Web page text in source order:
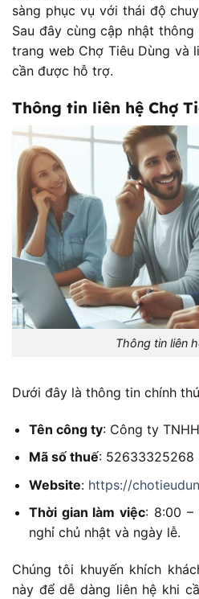
sàng phục vụ với thái độ
Sau đây cùng cập nhật
trang web Chợ Tiêu Dùng và
cần được hỗ trợ.
Thông tin liên hệ Chợ
Thông tin liên
Dưới đây là thông tin chính
Tên công ty: Công ty
Mã số thuế: 52633325268
Website: https://
Thời gian làm việc: 8:00 –
nghỉ chủ nhật và ngày lễ.
Chúng tôi khuyến khích
này để dễ dàng liên hệ khi